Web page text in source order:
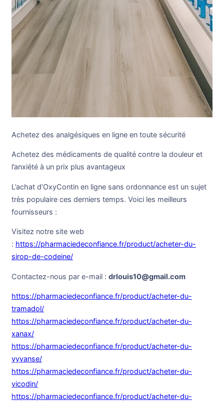
Achetez des analgésiques en ligne en toute sécurité
Achetez des médicaments de qualité contre la douleur et
l’anxiété à un prix plus avantageux
L’achat d’OxyContin en ligne sans ordonnance est un sujet
très populaire ces derniers temps. Voici les meilleurs
fournisseurs :
Visitez notre site web
: https://pharmaciedeconfiance.fr/product/acheter-du-
sirop-de-codeine/
Contactez-nous par e-mail : drlouis10@gmail.com
https://pharmaciedeconfiance.fr/product/acheter-du-
tramadol/
https://pharmaciedeconfiance.fr/product/acheter-du-
xanax/
https://pharmaciedeconfiance.fr/product/acheter-du-
vyvanse/
https://pharmaciedeconfiance.fr/product/acheter-du-
vicodin/
https://pharmaciedeconfiance.fr/product/acheter-du-